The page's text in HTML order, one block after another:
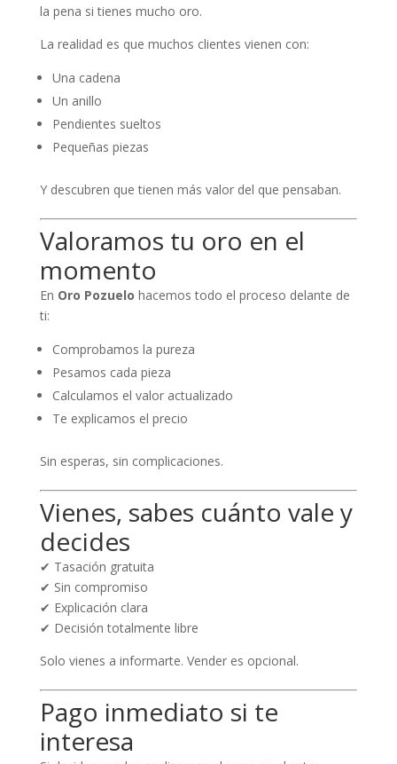
la pena si tienes mucho oro.
La realidad es que muchos clientes vienen con:
Una cadena
Un anillo
Pendientes sueltos
Pequeñas piezas
Y descubren que tienen más valor del que pensaban.
Valoramos tu oro en el
momento
En Oro Pozuelo hacemos todo el proceso delante de
ti:
Comprobamos la pureza
Pesamos cada pieza
Calculamos el valor actualizado
Te explicamos el precio
Sin esperas, sin complicaciones.
Vienes, sabes cuánto vale y
decides
✔ Tasación gratuita
✔ Sin compromiso
✔ Explicación clara
✔ Decisión totalmente libre
Solo vienes a informarte. Vender es opcional.
Pago inmediato si te
interesa